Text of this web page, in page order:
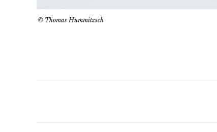
© Thomas Hummitzsch